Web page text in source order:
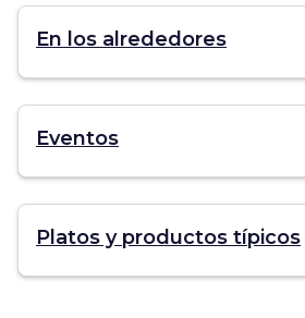
En los alrededores
Eventos
Platos y productos típicos